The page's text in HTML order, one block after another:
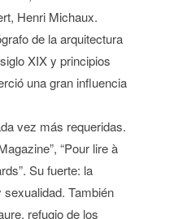
Henri Michaux.
de la arquitectura
XIX y principios
una gran influencia
vez más requeridas.
“Pour lire à
Su fuerte: la
También
refugio de los